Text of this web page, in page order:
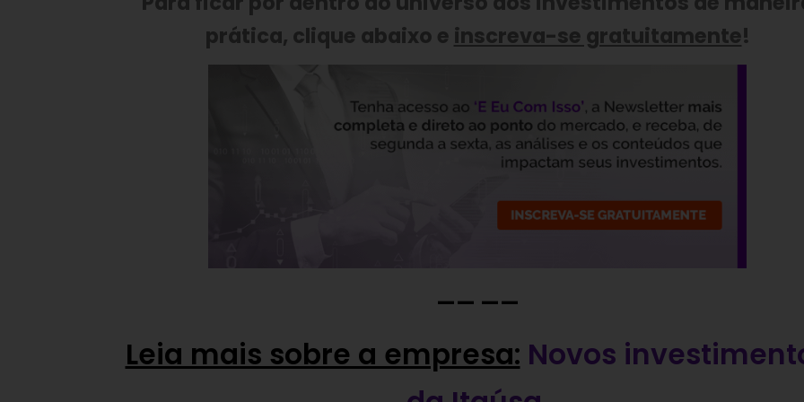
prática, clique abaixo e inscreva-se gratuitamente!
—— ——
Leia mais sobre a empresa: Novos